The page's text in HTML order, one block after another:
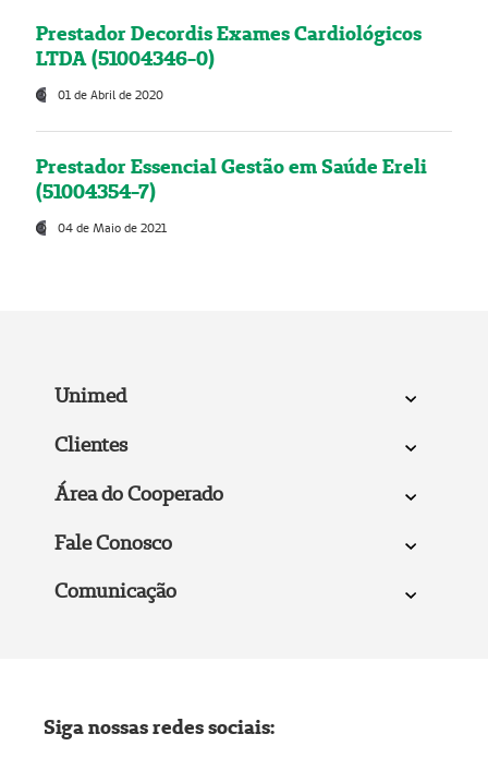
Prestador Decordis Exames Cardiológicos
LTDA (51004346-0)
01 de Abril de 2020
Prestador Essencial Gestão em Saúde Ereli
(51004354-7)
04 de Maio de 2021
Unimed
Clientes
Área do Cooperado
Fale Conosco
Comunicação
Siga nossas redes sociais: